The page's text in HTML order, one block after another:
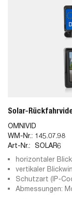
Solar-
OMNIVID
WM-Nr.: 145.07.98
Art-Nr.: SOLAR6
horizontaler
vertikaler
Schutzart (IP-
Abmessungen: